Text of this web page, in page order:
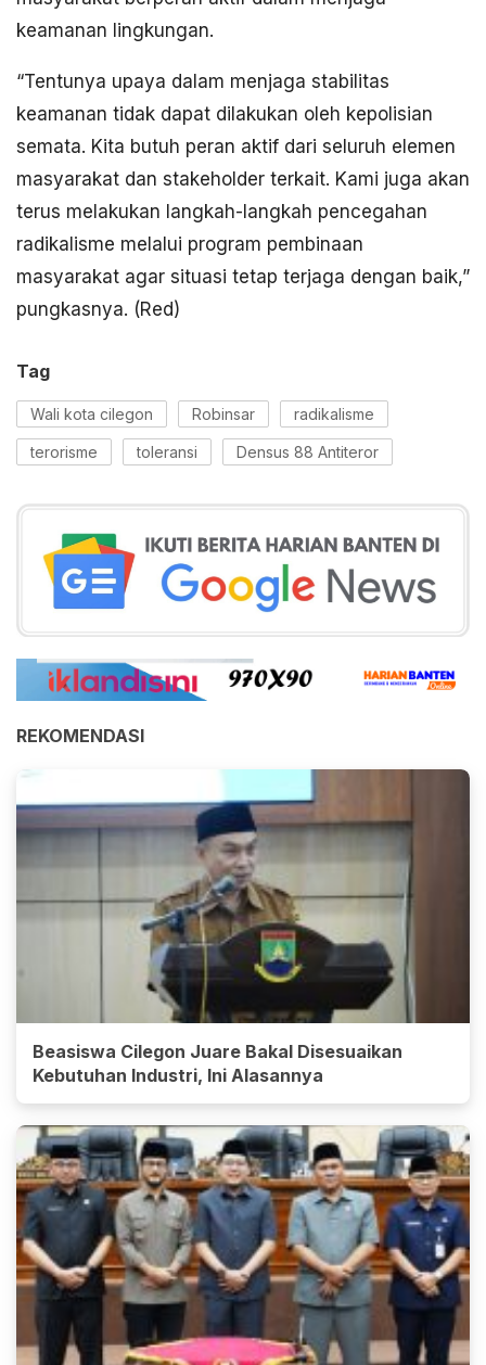
keamanan lingkungan.
“Tentunya upaya dalam menjaga stabilitas
keamanan tidak dapat dilakukan oleh kepolisian
semata. Kita butuh peran aktif dari seluruh elemen
masyarakat dan stakeholder terkait. Kami juga akan
terus melakukan langkah-langkah pencegahan
radikalisme melalui program pembinaan
masyarakat agar situasi tetap terjaga dengan baik,”
pungkasnya. (Red)
Tag
Wali kota cilegon Robinsar radikalisme
terorisme toleransi Densus 88 Antiteror
REKOMENDASI
Beasiswa Cilegon Juare Bakal Disesuaikan
Kebutuhan Industri, Ini Alasannya